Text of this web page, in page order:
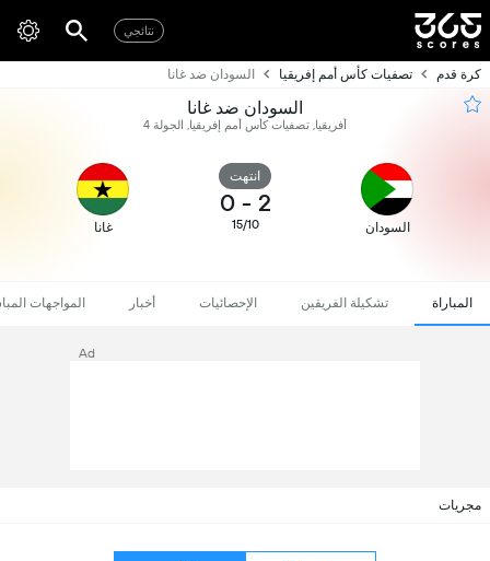
نتائجي
كرة قدم تصفيات كأس أمم إفريقيا السودان ضد غانا
السودان ضد غانا
أفريقيا, تصفيات كأس أمم إفريقيا, الجولة 4
السودان
انتهت
2
-
0
15/10 غانا
المباراة تشكيلة الفريقين الإحصائيات أخبار المواجهات
Ad
مجريات